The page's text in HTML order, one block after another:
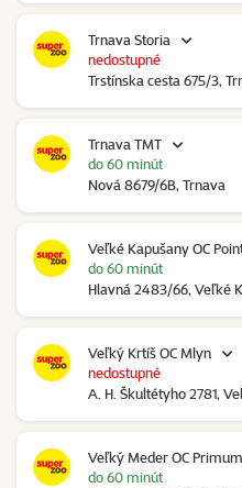
Trnava Storia
Trstínska cesta 675/3,
nedostupné
Trnava TMT
Nová 8679/6B, Trnava
do 60 minút
Veľké Kapušany OC
Hlavná 2483/66, Veľké
do 60 minút
Veľký Krtíš OC Mlyn
A. H. Škultétyho 2781,
nedostupné
Veľký Meder OC
do 60 minút